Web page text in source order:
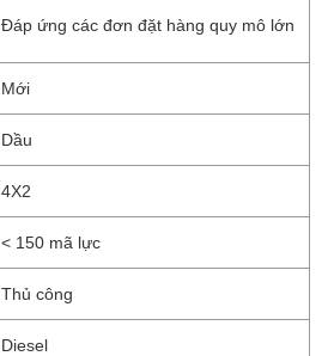
Đáp ứng các đơn đặt hàng quy mô lớn
Mới
Dầu
4X2
< 150 mã lực
Thủ công
Diesel